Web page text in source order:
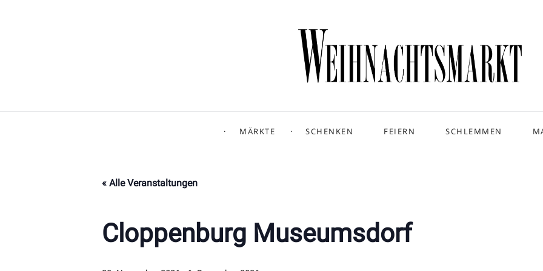
MÄRKTE SCHENKEN FEIERN SCHLEMMEN
« Alle Veranstaltungen
Cloppenburg Museumsdorf